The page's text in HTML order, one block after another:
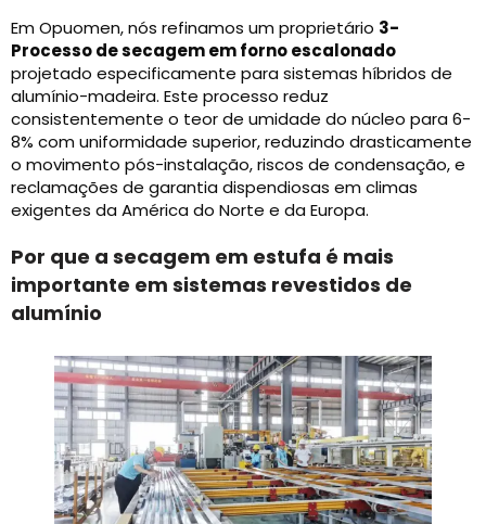
Em Opuomen, nós refinamos um proprietário 3-
Processo de secagem em forno escalonado
projetado especificamente para sistemas híbridos de
alumínio-madeira. Este processo reduz
consistentemente o teor de umidade do núcleo para 6-
8% com uniformidade superior, reduzindo drasticamente
o movimento pós-instalação, riscos de condensação, e
reclamações de garantia dispendiosas em climas
exigentes da América do Norte e da Europa.
Por que a secagem em estufa é mais
importante em sistemas revestidos de
alumínio